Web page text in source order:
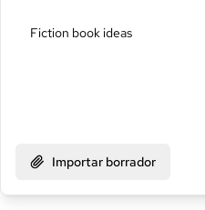
Importar borrador